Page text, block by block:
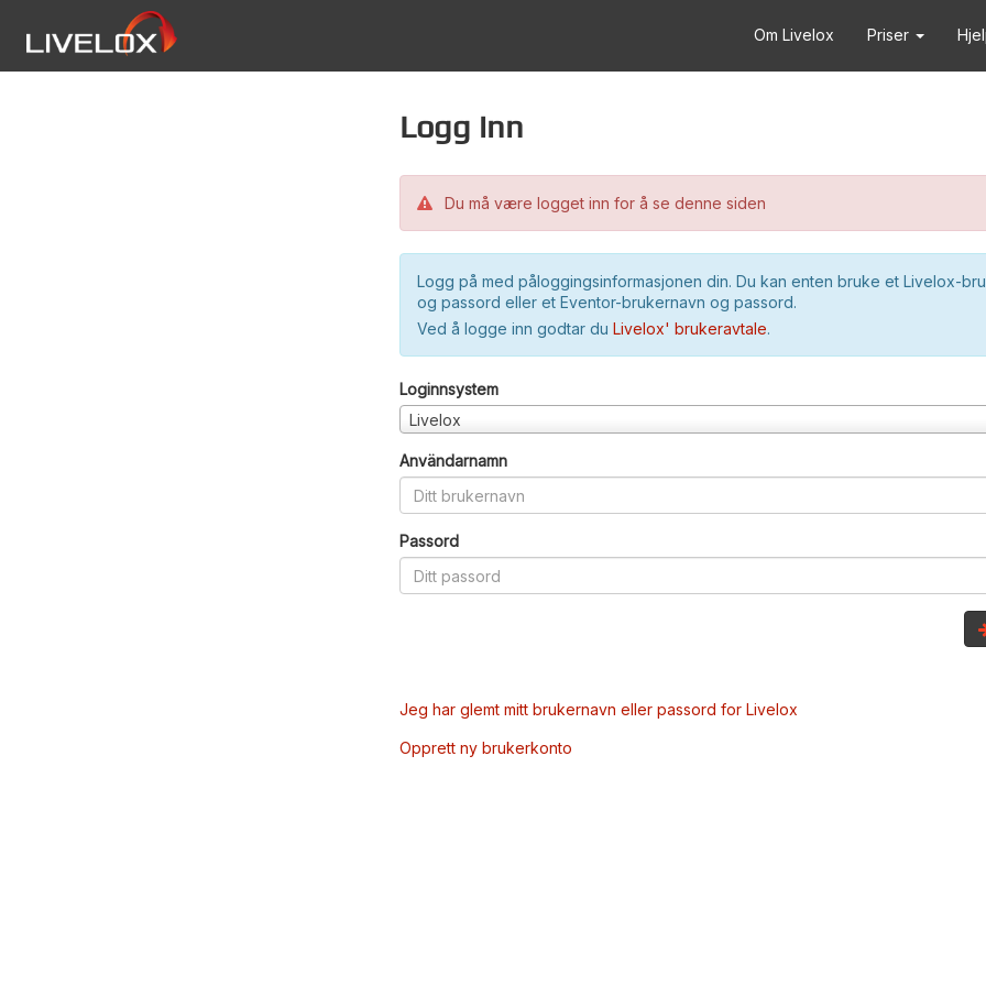
Om Livelox Priser
Logg inn
Du må være logget inn for å se denne siden
Logg på med påloggingsinformasjonen din. Du kan enten bruke et Livelox-
og passord eller et Eventor-brukernavn og passord.
Ved å logge inn godtar du Livelox' brukeravtale.
Loginnsystem
Livelox
Användarnamn
Passord
Jeg har glemt mitt brukernavn eller passord for Livelox
Opprett ny brukerkonto